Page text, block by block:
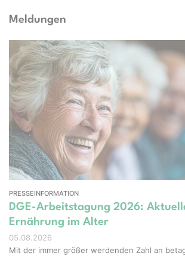
Meldungen
PRESSEINFORMATION
DGE-Arbeitstagung 2026:
Ernährung im Alter
05.08.2026
Mit der immer größer werdenden Zahl an